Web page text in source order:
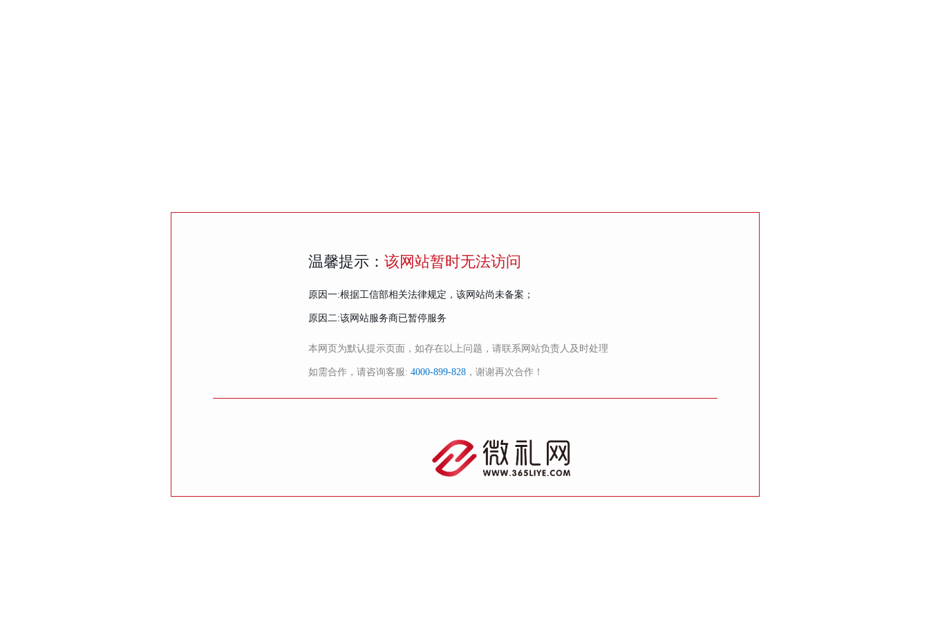
温馨提示： 该网站暂时无法访问
原因一:根据工信部相关法律规定，该网站尚未备案；
原因二:该网站服务商已暂停服务
本网页为默认提示页面，如存在以上问题，请联系网站负责人及时处理
如需合作，请咨询客服: 4000-899-828 ，谢谢再次合作！